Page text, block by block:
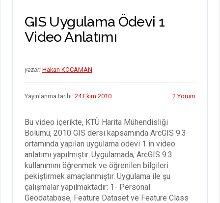
GIS Uygulama Ödevi 1
Video Anlatımı
yazar: Hakan KOCAMAN
Yayınlanma tarihi: 24 Ekim 2010 2 Yorum
Bu video içerikte, KTÜ Harita Mühendisliği
Bölümü, 2010 GIS dersi kapsamında ArcGIS 9.3
ortamında yapılan uygulama ödevi 1 in video
anlatımı yapılmıştır. Uygulamada, ArcGIS 9.3
kullanımını öğrenmek ve öğrenilen bilgileri
pekiştirmek amaçlanmıştır. Uygulama ile şu
çalışmalar yapılmaktadır: 1- Personal
Geodatabase, Feature Dataset ve Feature Class